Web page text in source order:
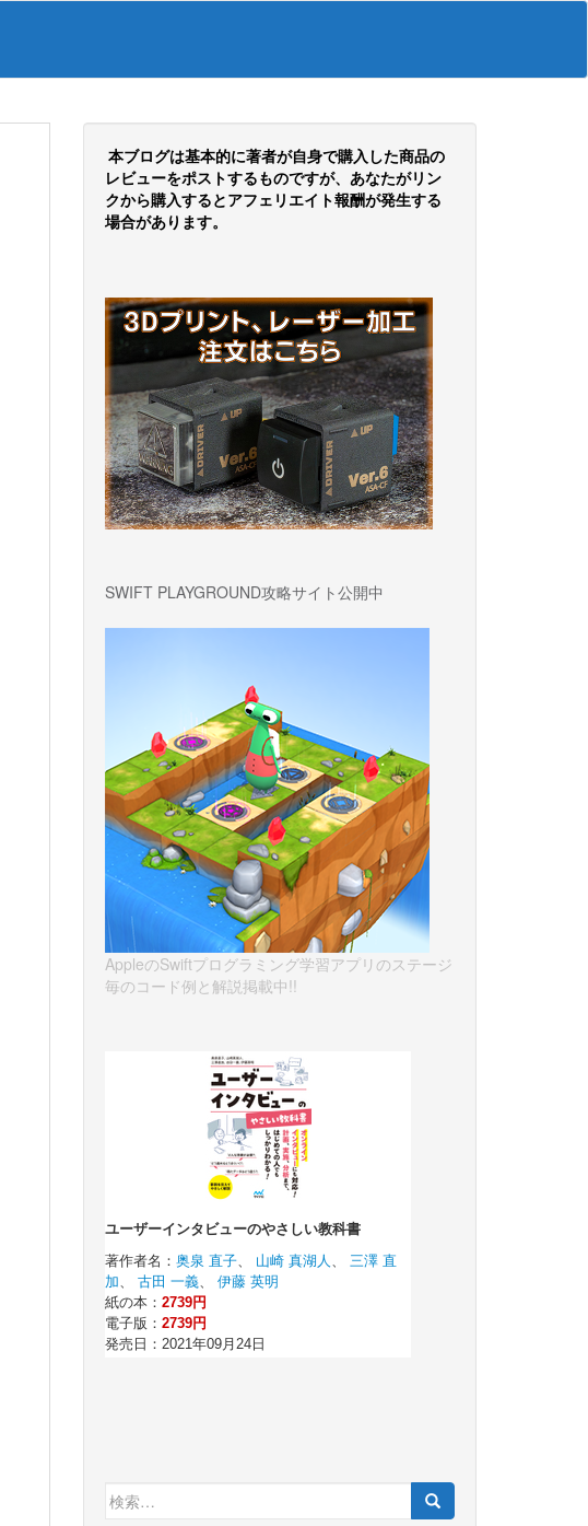
Table '
apply_filters
本ブログは基本的に著者が自身で購入した商品の
レビューをポストするものですが、あなたがリン
クから購入するとアフェリエイト報酬が発生する
場合があります。
SWIFT PLAYGROUND攻略サイト公開中
AppleのSwiftプログラミング学習アプリのステージ
毎のコード例と解説掲載中!!
検
索: